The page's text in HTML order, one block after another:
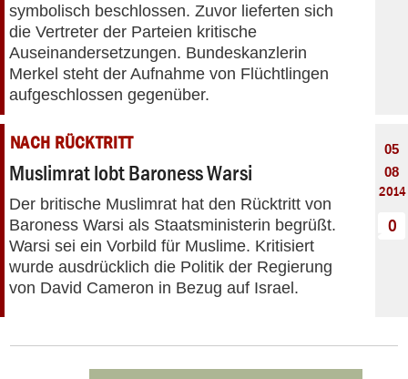
symbolisch beschlossen. Zuvor lieferten sich
die Vertreter der Parteien kritische
Auseinandersetzungen. Bundeskanzlerin
Merkel steht der Aufnahme von Flüchtlingen
aufgeschlossen gegenüber.
NACH RÜCKTRITT
Muslimrat lobt Baroness Warsi
Der britische Muslimrat hat den Rücktritt von
Baroness Warsi als Staatsministerin begrüßt.
Warsi sei ein Vorbild für Muslime. Kritisiert
wurde ausdrücklich die Politik der Regierung
von David Cameron in Bezug auf Israel.
05
08
2014
0